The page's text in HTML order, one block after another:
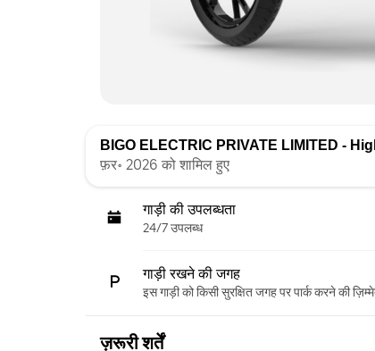
BIGO ELECTRIC PRIVATE LIMITED -
फ़र॰ 2026 को शामिल हुए
गाड़ी की उपलब्धता
24/7 उपलब्ध
गाड़ी रखने की जगह
इस गाड़ी को किसी सुरक्षित जगह पर पार्क करने की
ज़रूरी शर्तें